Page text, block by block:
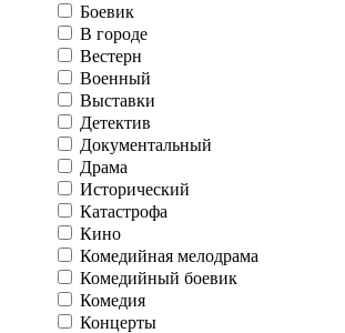
Боевик
В городе
Вестерн
Военный
Выставки
Детектив
Документальный
Драма
Исторический
Катастрофа
Кино
Комедийная мелодрама
Комедийный боевик
Комедия
Концерты